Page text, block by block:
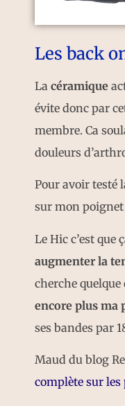
Les back
La céramique
évite donc par
membre. Ca
douleurs
Pour avoir testé
sur mon poignet
Le Hic c’est que
augmenter la
cherche quelque
encore plus ma
ses bandes par
Maud du blog
complète sur